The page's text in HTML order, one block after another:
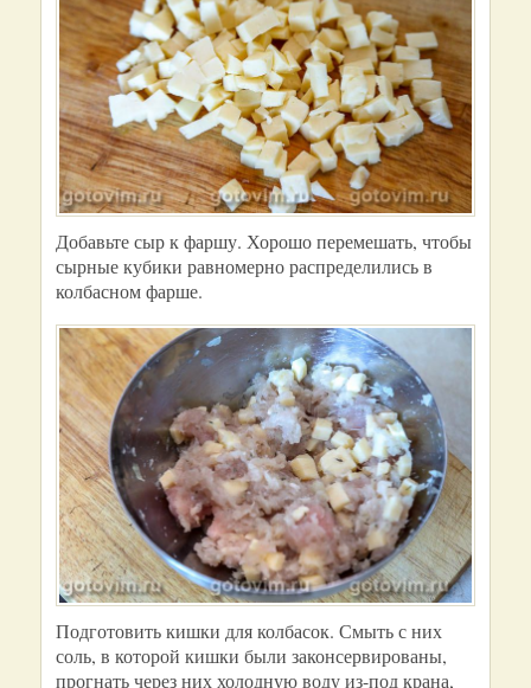
Добавьте сыр к фаршу. Хорошо перемешать, чтобы
сырные кубики равномерно распределились в
колбасном фарше.
Подготовить кишки для колбасок. Смыть с них
соль, в которой кишки были законсервированы,
прогнать через них холодную воду из-под крана,